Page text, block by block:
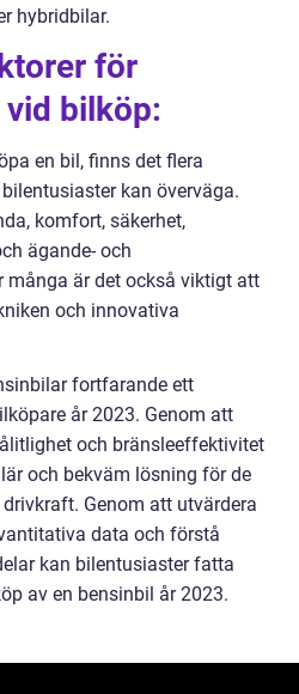
hybridbilar.
för
bilköp:
en bil, finns det flera
kan överväga.
komfort, säkerhet,
ägande- och
många är det också viktigt att
och innovativa
fortfarande ett
år 2023. Genom att
och bränsleeffektivitet
och bekväm lösning för de
Genom att utvärdera
data och förstå
kan bilentusiaster fatta
av en bensinbil år 2023.